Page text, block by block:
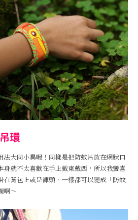
環
法大同小異喔！同樣是把防蚊片放在網狀口
身就不太喜歡在手上戴東戴西，所以我蠻喜
在背包上或是褲頭，一樣都可以變成「防蚊
啊～